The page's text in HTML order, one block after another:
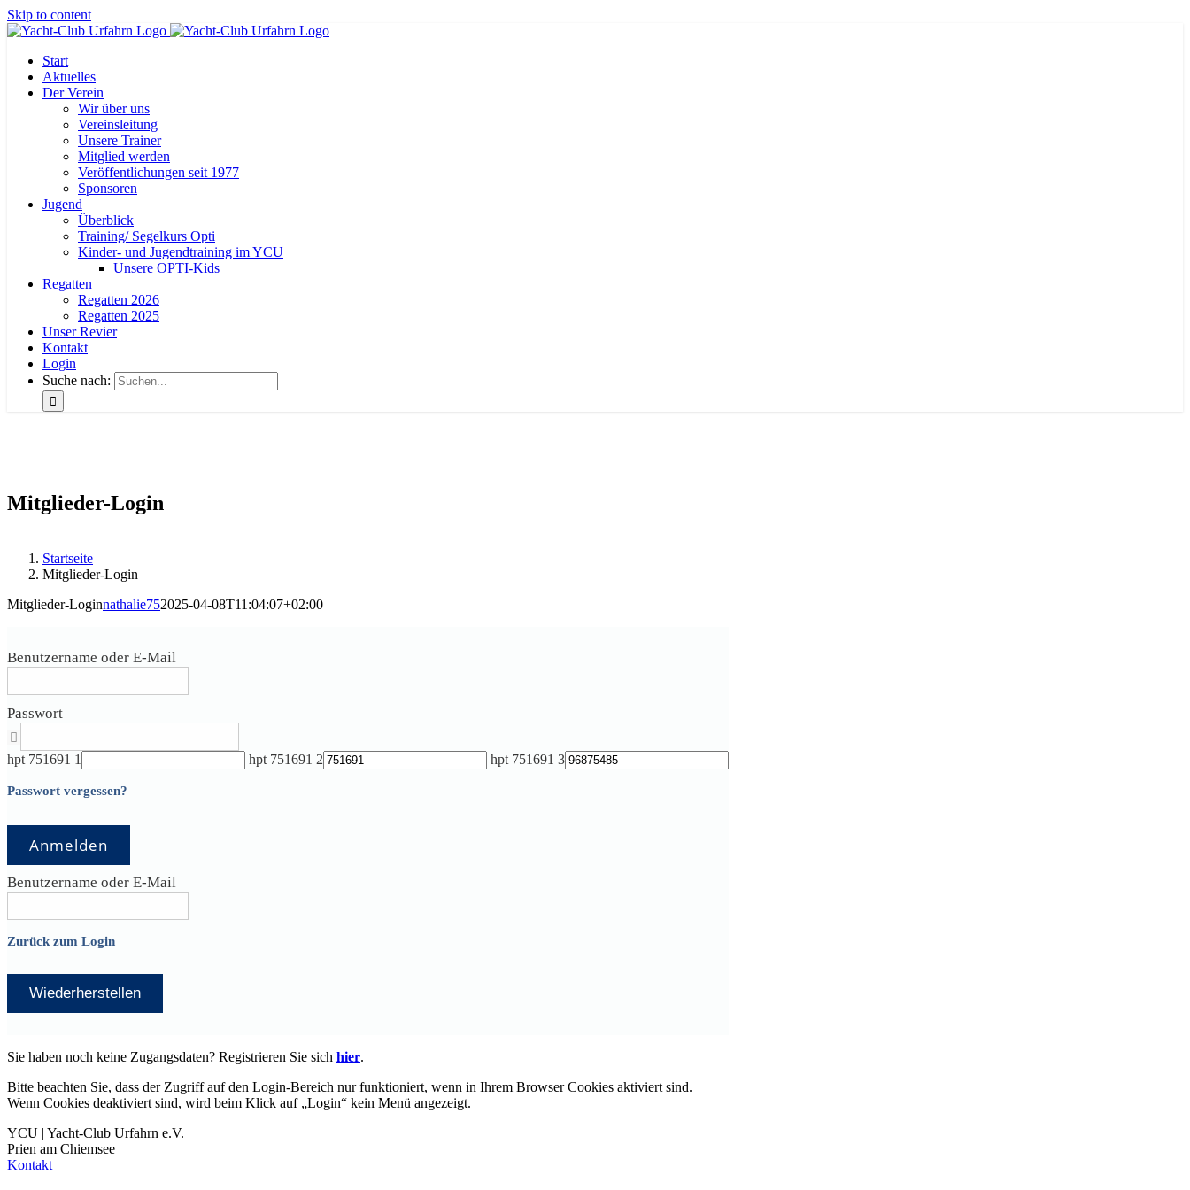
Skip to content
Start
Aktuelles
Der Verein
Wir über uns
Vereinsleitung
Unsere Trainer
Mitglied werden
Veröffentlichungen seit 1977
Sponsoren
Jugend
Überblick
Training/ Segelkurs Opti
Kinder- und Jugendtraining im YCU
Unsere OPTI-Kids
Regatten
Regatten 2026
Regatten 2025
Unser Revier
Kontakt
Login
Suche nach:
Mitglieder-Login
Startseite
Mitglieder-Login
Mitglieder-Loginnathalie752025-04-08T11:04:07+02:00
Benutzername oder E-Mail
Passwort
hpt 751691 1 hpt 751691 2 hpt 751691 3
Passwort vergessen?
Anmelden
Benutzername oder E-Mail
Zurück zum Login
Wiederherstellen
Sie haben noch keine Zugangsdaten? Registrieren Sie sich hier.
Bitte beachten Sie, dass der Zugriff auf den Login-Bereich nur funktioniert, wenn in Ihrem Browser Cookies aktiviert sind.
Wenn Cookies deaktiviert sind, wird beim Klick auf „Login“ kein Menü angezeigt.
YCU | Yacht-Club Urfahrn e.V.
Prien am Chiemsee
Kontakt